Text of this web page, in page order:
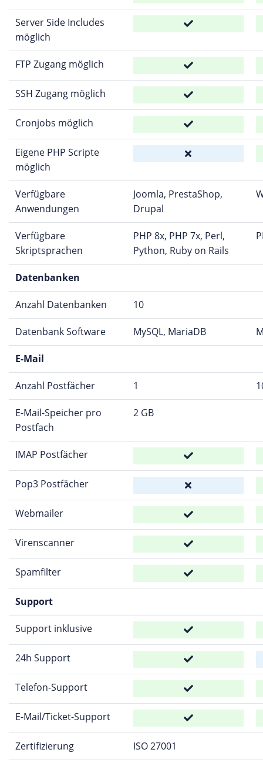
Server Side Includes
möglich
FTP Zugang möglich
SSH Zugang möglich
Cronjobs möglich
Eigene PHP Scripte
möglich
Verfügbare
Anwendungen
Joomla, PrestaShop,
Drupal
Verfügbare
Skriptsprachen
PHP 8x, PHP 7x, Perl,
Python, Ruby on Rails
Datenbanken
Anzahl Datenbanken 10
Datenbank Software MySQL, MariaDB
E-Mail
Anzahl Postfächer 1
E-Mail-Speicher pro
Postfach
2 GB
IMAP Postfächer
Pop3 Postfächer
Webmailer
Virenscanner
Spamfilter
Support
Support inklusive
24h Support
Telefon-Support
E-Mail/Ticket-Support
Zertifizierung ISO 27001